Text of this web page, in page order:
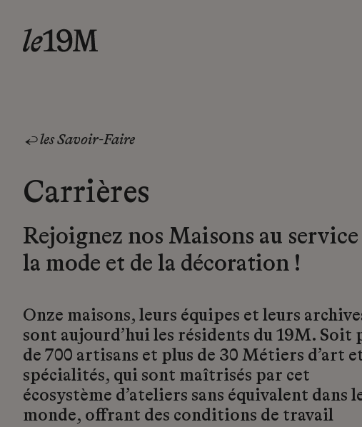
les Savoir-Faire
Carrières
Rejoignez nos Maisons au service
la mode et de la décoration !
Onze maisons, leurs équipes et leurs
sont aujourd’hui les résidents du 19M. Soit
de 700 artisans et plus de 30 Métiers d’art
spécialités, qui sont maîtrisés par cet
écosystème d’ateliers sans équivalent dans
monde, offrant des conditions de travail